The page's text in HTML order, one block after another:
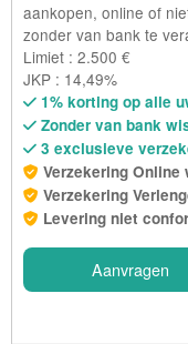
aankopen, online of
zonder van bank te
Limiet : 2.500 €
JKP : 14,49%
1% korting op alle
Zonder van bank
3 exclusieve
Verzekering Online
Verzekering
Levering niet
Aanvragen